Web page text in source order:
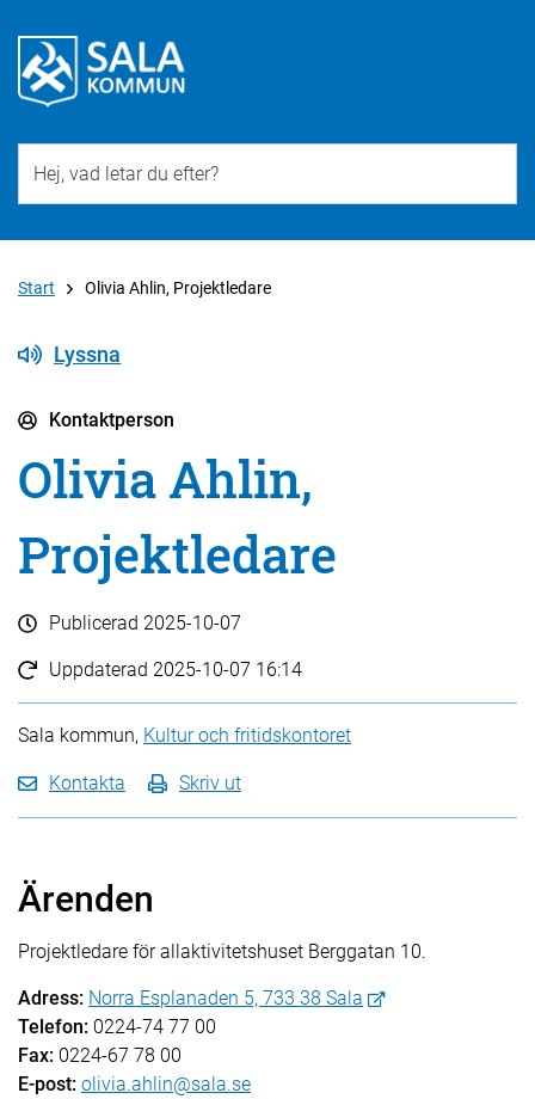
Start Olivia Ahlin, Projektledare
Lyssna
Kontaktperson
Olivia Ahlin,
Projektledare
Publicerad 2025-10-07
Uppdaterad 2025-10-07 16:14
Sala kommun, Kultur och fritidskontoret
Kontakta Skriv ut
Ärenden
Projektledare för allaktivitetshuset Berggatan 10.
Adress: Norra Esplanaden 5, 733 38 Sala
Telefon: 0224-74 77 00
Fax: 0224-67 78 00
E-post: olivia.ahlin@sala.se